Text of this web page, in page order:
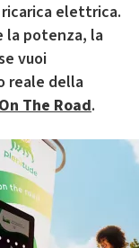
elettrica.
la potenza, la
vuoi
reale della
The Road.